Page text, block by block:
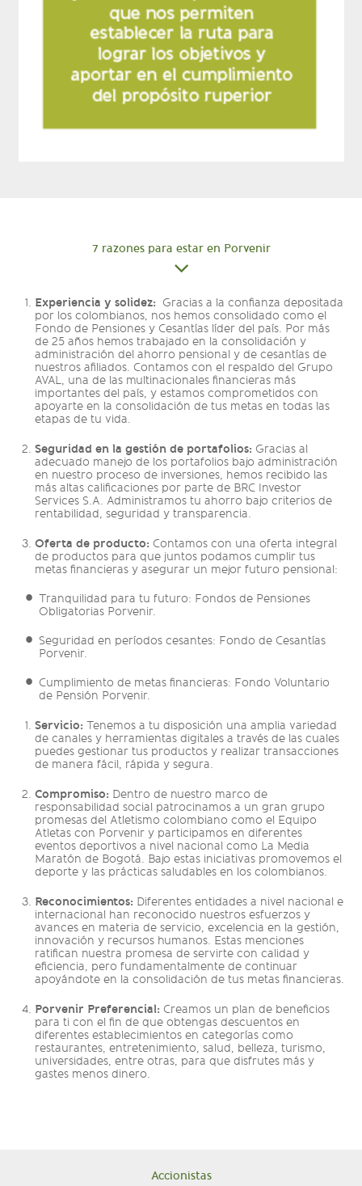
7 razones para estar en Porvenir
Experiencia y solidez: Gracias a la confianza depositada
por los colombianos, nos hemos consolidado como el
Fondo de Pensiones y Cesantías líder del país. Por más
de 25 años hemos trabajado en la consolidación y
administración del ahorro pensional y de cesantías de
nuestros afiliados. Contamos con el respaldo del Grupo
AVAL, una de las multinacionales financieras más
importantes del país, y estamos comprometidos con
apoyarte en la consolidación de tus metas en todas las
etapas de tu vida.
Seguridad en la gestión de portafolios: Gracias al
adecuado manejo de los portafolios bajo administración
en nuestro proceso de inversiones, hemos recibido las
más altas calificaciones por parte de BRC Investor
Services S.A. Administramos tu ahorro bajo criterios de
rentabilidad, seguridad y transparencia.
Oferta de producto: Contamos con una oferta integral
de productos para que juntos podamos cumplir tus
metas financieras y asegurar un mejor futuro pensional:
Tranquilidad para tu futuro: Fondos de Pensiones
Obligatorias Porvenir.
Seguridad en períodos cesantes: Fondo de Cesantías
Porvenir.
Cumplimiento de metas financieras: Fondo Voluntario
de Pensión Porvenir.
Servicio: Tenemos a tu disposición una amplia variedad
de canales y herramientas digitales a través de las cuales
puedes gestionar tus productos y realizar transacciones
de manera fácil, rápida y segura.
Compromiso: Dentro de nuestro marco de
responsabilidad social patrocinamos a un gran grupo
promesas del Atletismo colombiano como el Equipo
Atletas con Porvenir y participamos en diferentes
eventos deportivos a nivel nacional como La Media
Maratón de Bogotá. Bajo estas iniciativas promovemos el
deporte y las prácticas saludables en los colombianos.
Reconocimientos: Diferentes entidades a nivel nacional e
internacional han reconocido nuestros esfuerzos y
avances en materia de servicio, excelencia en la gestión,
innovación y recursos humanos. Estas menciones
ratifican nuestra promesa de servirte con calidad y
eficiencia, pero fundamentalmente de continuar
apoyándote en la consolidación de tus metas financieras.
Porvenir Preferencial: Creamos un plan de beneficios
para ti con el fin de que obtengas descuentos en
diferentes establecimientos en categorías como
restaurantes, entretenimiento, salud, belleza, turismo,
universidades, entre otras, para que disfrutes más y
gastes menos dinero.
Accionistas